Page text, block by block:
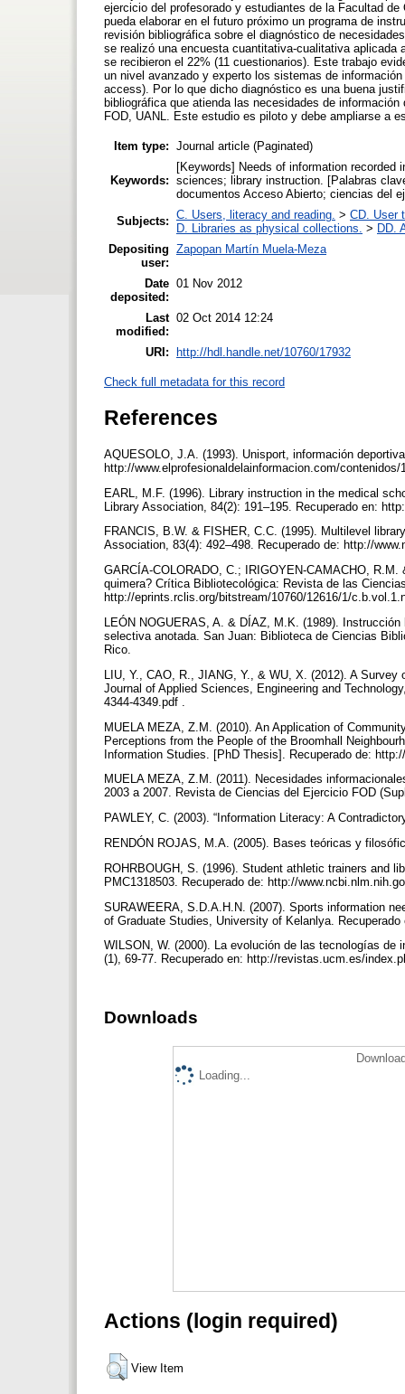
ejercicio del profesorado y estudiantes de la Facultad
pueda elaborar en el futuro próximo un programa de
revisión bibliográfica sobre el diagnóstico de
se realizó una encuesta cuantitativa-cualitativa
se recibieron el 22% (11 cuestionarios). Este trabajo
un nivel avanzado y experto los sistemas de
access). Por lo que dicho diagnóstico es una buena
bibliográfica que atienda las necesidades de
FOD, UANL. Este estudio es piloto y debe ampliarse a
Item type: Journal article (Paginated)
Keywords:
[Keywords] Needs of information
sciences; library instruction. [Palabras
documentos Acceso Abierto; ciencias del
Subjects: C. Users, literacy and reading. > CD. User
D. Libraries as physical collections. > DD.
Depositing
user:
Zapopan Martín Muela-Meza
Date
deposited:
01 Nov 2012
Last
modified:
02 Oct 2014 12:24
URI: http://hdl.handle.net/10760/17932
Check full metadata for this record
References
AQUESOLO, J.A. (1993). Unisport, información
http://www.elprofesionaldelainformacion.com/
EARL, M.F. (1996). Library instruction in the medical
Library Association, 84(2): 191–195. Recuperado en:
FRANCIS, B.W. & FISHER, C.C. (1995). Multilevel
Association, 83(4): 492–498. Recuperado de: http://
GARCÍA-COLORADO, C.; IRIGOYEN-CAMACHO,
quimera? Crítica Bibliotecológica: Revista de las
http://eprints.rclis.org/bitstream/10760/12616/1/
LEÓN NOGUERAS, A. & DÍAZ, M.K. (1989).
selectiva anotada. San Juan: Biblioteca de Ciencias
Rico.
LIU, Y., CAO, R., JIANG, Y., & WU, X. (2012). A
Journal of Applied Sciences, Engineering and
4344-4349.pdf .
MUELA MEZA, Z.M. (2010). An Application of
Perceptions from the People of the Broomhall
Information Studies. [PhD Thesis]. Recuperado de:
MUELA MEZA, Z.M. (2011). Necesidades
2003 a 2007. Revista de Ciencias del Ejercicio FOD
PAWLEY, C. (2003). “Information Literacy: A
RENDÓN ROJAS, M.A. (2005). Bases teóricas y
ROHRBOUGH, S. (1996). Student athletic trainers and
PMC1318503. Recuperado de: http://
SURAWEERA, S.D.A.H.N. (2007). Sports information
of Graduate Studies, University of Kelanlya.
WILSON, W. (2000). La evolución de las tecnologías
(1), 69-77. Recuperado en: http://revistas.ucm.es/
Downloads
Loading...
Actions (login required)
View Item